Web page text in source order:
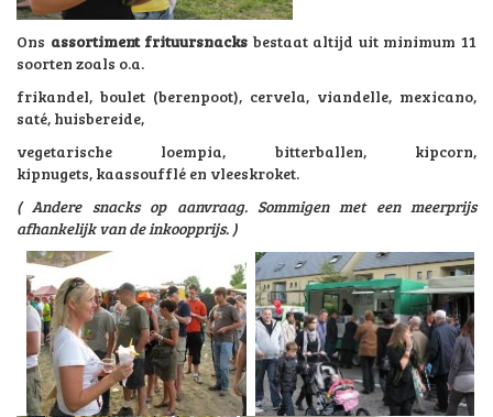
Ons assortiment frituursnacks bestaat altijd uit minimum 11
soorten zoals o.a.
frikandel, boulet (berenpoot), cervela, viandelle, mexicano,
saté, huisbereide,
vegetarische loempia, bitterballen, kipcorn,
kipnugets, kaassoufflé en vleeskroket.
( Andere snacks op aanvraag. Sommigen met een meerprijs
afhankelijk van de inkoopprijs. )